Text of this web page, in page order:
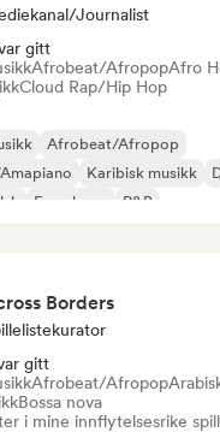
journalist
gitt
Afrobeat/AfropopAfro
Cloud Rap/Hip Hop
Afrobeat/Afropop
Karibisk musikk
Fransk rap R&B
Borders
gitt
Afrobeat/Afropop
Bossa nova
i mine innflytelsesrike